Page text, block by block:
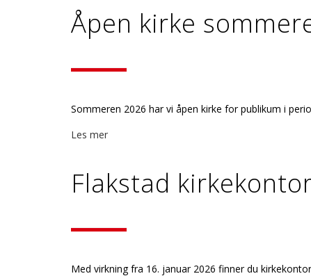
Åpen kirke
Sommeren 2026 har vi åpen kirke for publikum i
Les mer
Flakstad
Med virkning fra 16. januar 2026 finner du